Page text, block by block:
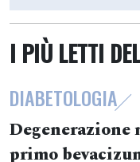
I PIÙ LETTI
DIABETOLOGIA
Degenerazione
primo